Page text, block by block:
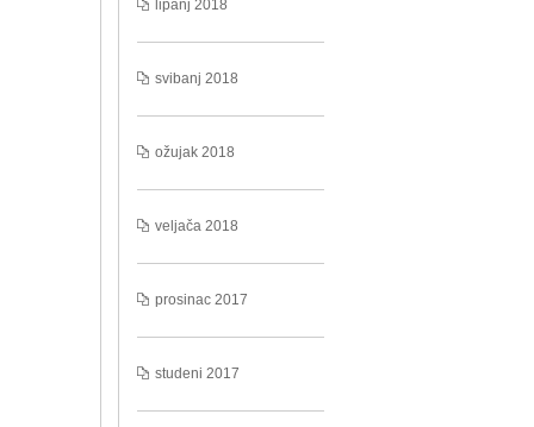
lipanj 2018
svibanj 2018
ožujak 2018
veljača 2018
prosinac 2017
studeni 2017